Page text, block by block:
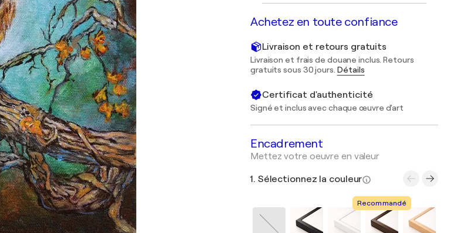
Achetez en toute confiance
Livraison et retours gratuits
Livraison et frais de douane inclus. Retours
gratuits sous 30 jours. Détails
Certificat d'authenticité
Signé et inclus avec chaque œuvre d'art
Encadrement
Mettez votre oeuvre en valeur
1. Sélectionnez la couleur
Recommandé